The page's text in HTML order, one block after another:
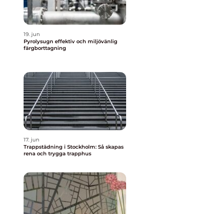
19. jun
Pyrolysugn effektiv och miljövänlig
färgborttagning
17. jun
Trappstädning i Stockholm: Så skapas
rena och trygga trapphus